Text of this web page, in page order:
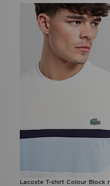
Lacoste T-shirt Colour Block